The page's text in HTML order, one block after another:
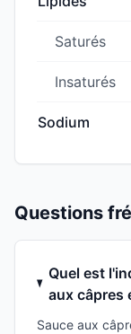
Saturés
Insaturés
Sodium
Questions
Quel est
aux câpres
Sauce aux